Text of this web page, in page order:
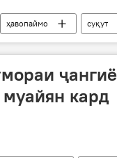
ҳавопаймо суқут
кард